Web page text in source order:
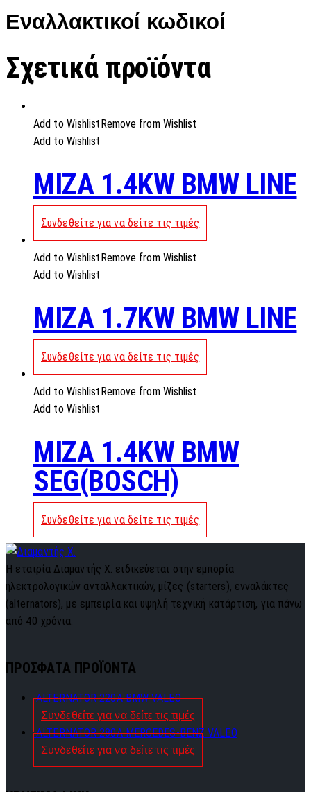
Εναλλακτικοί κωδικοί
Σχετικά προϊόντα
Add to Wishlist Remove from Wishlist
Add to Wishlist
MIZA 1.4KW BMW LINE
Συνδεθείτε για να δείτε τις τιμές
Add to WishlistRemove from Wishlist
Add to Wishlist
MIZA 1.7KW BMW LINE
Συνδεθείτε για να δείτε τις τιμές
Add to WishlistRemove from Wishlist
Add to Wishlist
MIZA 1.4KW BMW
SEG(BOSCH)
Συνδεθείτε για να δείτε τις τιμές
Η εταιρία Διαμαντής Χ. ειδικεύεται στην εμπορία
ηλεκτρολογικών ανταλλακτικών, μίζες (starters), ενναλάκτες
(alternators), με εμπειρία και υψηλή τεχνική κατάρτιση, για πάνω
από 40 χρόνια.
ΠΡΟΣΦΑΤΑ ΠΡΟΪΟΝΤΑ
ALTERNATOR 220A BMW VALEO
Συνδεθείτε για να δείτε τις τιμές
ALTERNATOR 280A MERCEDES-BENZ VALEO
Συνδεθείτε για να δείτε τις τιμές